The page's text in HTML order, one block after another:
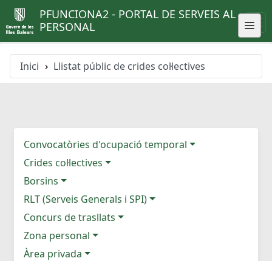
PFUNCIONA2 - PORTAL DE SERVEIS AL
PERSONAL
Inici Llistat públic de crides col·lectives
Convocatòries d'ocupació temporal
Crides col·lectives
Borsins
RLT (Serveis Generals i SPI)
Concurs de trasllats
Zona personal
Àrea privada